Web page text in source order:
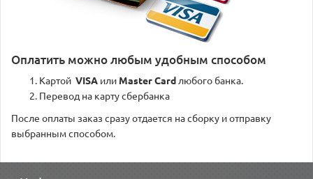
Оплатить можно любым удобным способом
Картой VISA или Master Card любого банка.
Перевод на карту сбербанка
После оплаты заказ сразу отдается на сборку и отправку
выбранным способом.